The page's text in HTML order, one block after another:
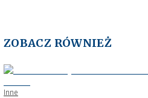
ZOBACZ RÓWNIEŻ
Inne